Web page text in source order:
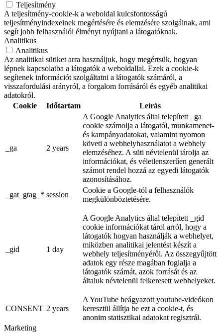
Teljesítmény
A teljesítmény-cookie-k a weboldal kulcsfontosságú
teljesítményindexeinek megértésére és elemzésére szolgálnak, ami
segít jobb felhasználói élményt nyújtani a látogatóknak.
Analitikus
Analitikus
Az analitikai sütiket arra használjuk, hogy megértsük, hogyan
lépnek kapcsolatba a látogatók a weboldallal. Ezek a cookie-k
segítenek információt szolgáltatni a látogatók számáról, a
visszafordulási arányról, a forgalom forrásáról és egyéb analitikai
adatokról.
Cookie
Időtartam Leírás
_ga 2 years
A Google Analytics által telepített _ga
cookie számolja a látogatói, munkamenet-
és kampányadatokat, valamint nyomon
követi a webhelyhasználatot a webhely
elemzéséhez. A süti névtelenül tárolja az
információkat, és véletlenszerűen generált
számot rendel hozzá az egyedi látogatók
azonosításához.
_gat_gtag_* session
Cookie a Google-tól a felhasználók
megkülönböztetésére.
_gid 1 day
A Google Analytics által telepített _gid
cookie információkat tárol arról, hogy a
látogatók hogyan használják a webhelyet,
miközben analitikai jelentést készít a
webhely teljesítményéről. Az összegyűjtött
adatok egy része magában foglalja a
látogatók számát, azok forrását és az
általuk névtelenül felkeresett webhelyeket.
CONSENT 2 years
A YouTube beágyazott youtube-videókon
keresztül állítja be ezt a cookie-t, és
anonim statisztikai adatokat regisztrál.
Marketing